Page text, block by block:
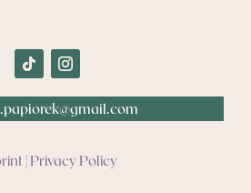
| Privacy Policy